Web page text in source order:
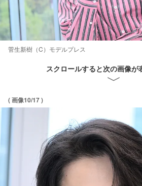
菅生新樹（C）モデルプレス
スクロールすると次の画像が
( 画像10/17 )